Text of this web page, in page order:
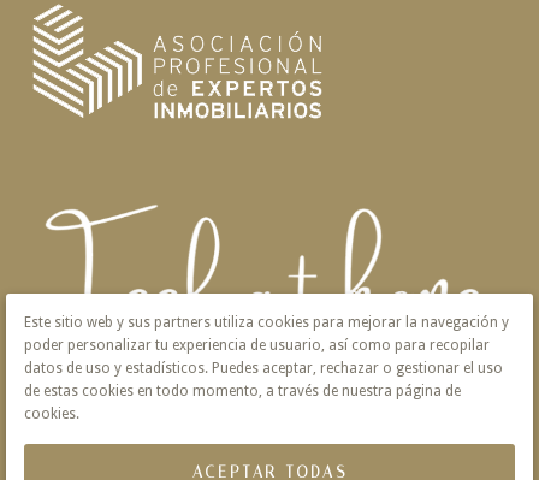
Este sitio web y sus partners utiliza cookies para mejorar la navegación y
poder personalizar tu experiencia de usuario, así como para recopilar
datos de uso y estadísticos. Puedes aceptar, rechazar o gestionar el uso
de estas cookies en todo momento, a través de nuestra página de
cookies.
ACEPTAR TODAS